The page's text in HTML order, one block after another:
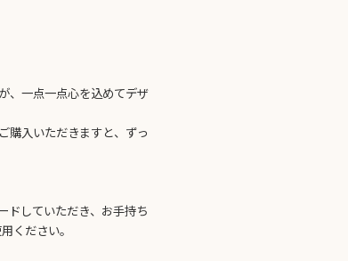
、一点一点心を込めてデザ
購入いただきますと、ずっ
ドしていただき、お手持ち
ください。